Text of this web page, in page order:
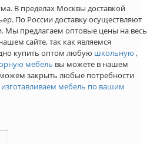
В пределах Москвы доставкой
По России доставку осуществляют
Мы предлагаем оптовые цены на весь
сайте, так как являемся
купить оптом любую школьную ,
мебель вы можете в нашем
закрыть любые потребности
изготавливаем мебель по вашим